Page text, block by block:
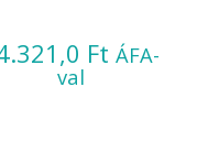
Ft ÁFA-
val